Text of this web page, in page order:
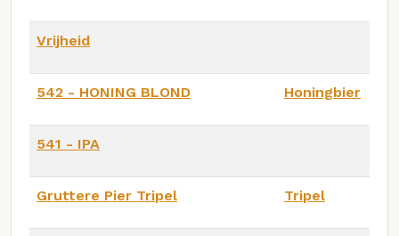
Vrijheid
542 - HONING BLOND Honingbier
541 - IPA
Gruttere Pier Tripel Tripel